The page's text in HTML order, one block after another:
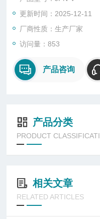
工艺中煤气管道粉尘浓度
输送总量监测。
更新时间：2025-12-11
厂商性质：生产厂家
访问量：853
产品咨询
产品分类
PRODUCT
相关文章
RELATED ARTICLES